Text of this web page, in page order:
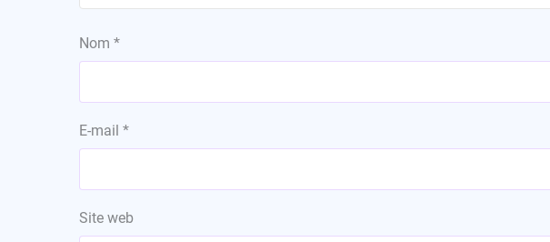
Nom *
E-mail *
Site web